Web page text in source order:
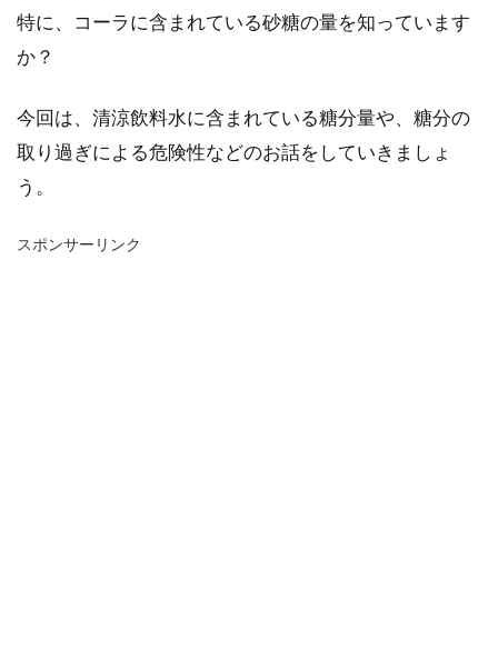
特に、コーラに含まれている砂糖の量を知っています
か？
今回は、清涼飲料水に含まれている糖分量や、糖分の
取り過ぎによる危険性などのお話をしていきましょ
う。
スポンサーリンク